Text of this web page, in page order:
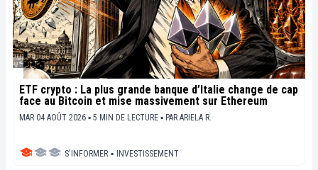
ETF crypto : La plus grande banque d’Italie change de cap
face au Bitcoin et mise massivement sur Ethereum
MAR 04 AOÛT 2026 ▪ 5 MIN DE LECTURE ▪ PAR ARIELA R.
S'INFORMER ▪ INVESTISSEMENT